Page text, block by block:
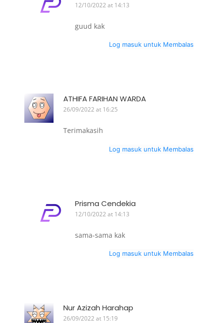
12/10/2022 at 14:13
guud kak
Log masuk untuk Membalas
ATHIFA FARIHAN WARDA
26/09/2022 at 16:25
Terimakasih
Log masuk untuk Membalas
Prisma Cendekia
12/10/2022 at 14:13
sama-sama kak
Log masuk untuk Membalas
Nur Azizah Harahap
26/09/2022 at 15:19